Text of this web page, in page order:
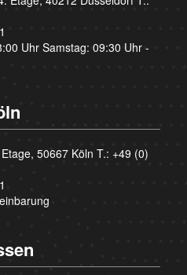
Uhr Samstag: 09:30 Uhr -
50667 Köln T.: +49 (0)